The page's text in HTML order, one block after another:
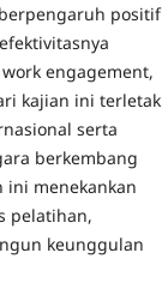
positif
engagement,
kajian ini terletak
serta
berkembang
ini menekankan
pelatihan,
keunggulan